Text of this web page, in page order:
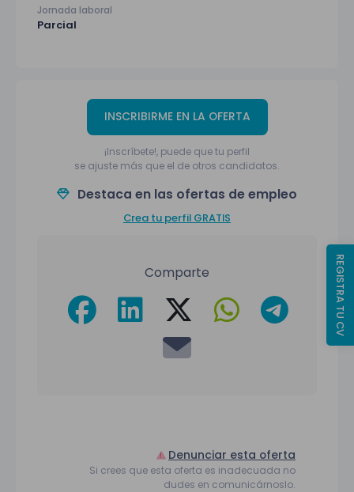
Jornada laboral
Parcial
INSCRIBIRME EN LA OFERTA
¡Inscríbete!, puede que tu perfil
se ajuste más que el de otros candidatos.
Destaca en las ofertas de empleo
Crea tu perfil GRATIS
Comparte
Denunciar esta oferta
Si crees que esta oferta es inadecuada no
dudes en comunicárnoslo.
REGISTRA TU CV